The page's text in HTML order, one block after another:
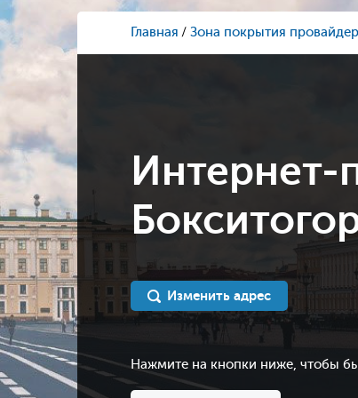
Главная Зона покрытия
Интернет-
Изменить адрес
Нажмите на кнопки ниже, чтобы